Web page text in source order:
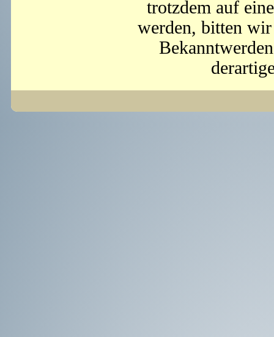
trotzdem auf
werden, bitten